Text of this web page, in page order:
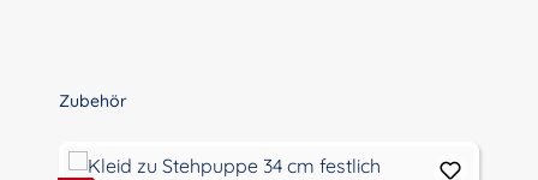
Produktgalerie überspringen
Zubehör